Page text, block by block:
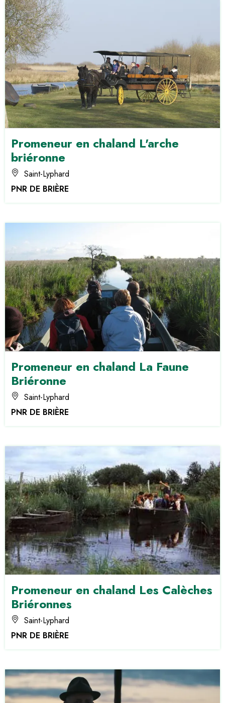
Promeneur en chaland L'arche
briéronne
Saint-Lyphard
PNR DE BRIÈRE
Promeneur en chaland La Faune
Briéronne
Saint-Lyphard
PNR DE BRIÈRE
Promeneur en chaland Les Calèches
Briéronnes
Saint-Lyphard
PNR DE BRIÈRE